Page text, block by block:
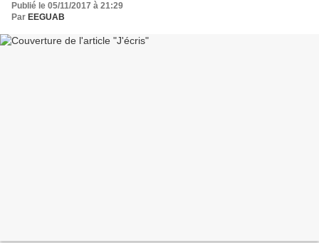
Publié le 05/11/2017 à 21:29
Par EEGUAB